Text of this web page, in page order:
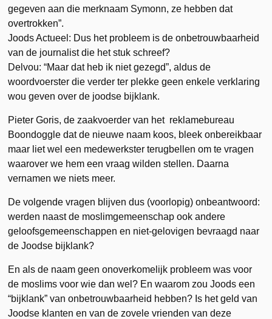
gegeven aan die merknaam Symonn, ze hebben dat
overtrokken”.
Joods Actueel: Dus het probleem is de onbetrouwbaarheid
van de journalist die het stuk schreef?
Delvou: “Maar dat heb ik niet gezegd”, aldus de
woordvoerster die verder ter plekke geen enkele verklaring
wou geven over de joodse bijklank.
Pieter Goris, de zaakvoerder van het reklamebureau
Boondoggle dat de nieuwe naam koos, bleek onbereikbaar
maar liet wel een medewerkster terugbellen om te vragen
waarover we hem een vraag wilden stellen. Daarna
vernamen we niets meer.
De volgende vragen blijven dus (voorlopig) onbeantwoord:
werden naast de moslimgemeenschap ook andere
geloofsgemeenschappen en niet-gelovigen bevraagd naar
de Joodse bijklank?
En als de naam geen onoverkomelijk probleem was voor
de moslims voor wie dan wel? En waarom zou Joods een
“bijklank” van onbetrouwbaarheid hebben? Is het geld van
Joodse klanten en van de zovele vrienden van deze